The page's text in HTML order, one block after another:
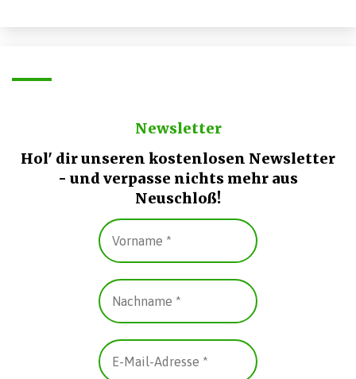
Newsletter
Hol' dir unseren kostenlosen Newsletter
- und verpasse nichts mehr aus
Neuschloß!